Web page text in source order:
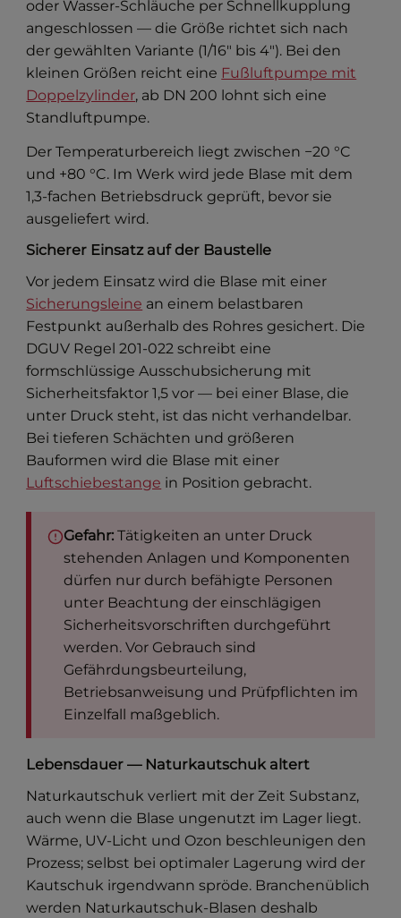
oder Wasser-Schläuche per Schnellkupplung
angeschlossen — die Größe richtet sich nach
der gewählten Variante (1/16" bis 4"). Bei den
kleinen Größen reicht eine Fußluftpumpe mit
Doppelzylinder, ab DN 200 lohnt sich eine
Standluftpumpe.
Der Temperaturbereich liegt zwischen −20 °C
und +80 °C. Im Werk wird jede Blase mit dem
1,3-fachen Betriebsdruck geprüft, bevor sie
ausgeliefert wird.
Sicherer Einsatz auf der Baustelle
Vor jedem Einsatz wird die Blase mit einer
Sicherungsleine an einem belastbaren
Festpunkt außerhalb des Rohres gesichert. Die
DGUV Regel 201-022 schreibt eine
formschlüssige Ausschubsicherung mit
Sicherheitsfaktor 1,5 vor — bei einer Blase, die
unter Druck steht, ist das nicht verhandelbar.
Bei tieferen Schächten und größeren
Bauformen wird die Blase mit einer
Luftschiebestange in Position gebracht.
Gefahr: Tätigkeiten an unter Druck
stehenden Anlagen und Komponenten
dürfen nur durch befähigte Personen
unter Beachtung der einschlägigen
Sicherheitsvorschriften durchgeführt
werden. Vor Gebrauch sind
Gefährdungsbeurteilung,
Betriebsanweisung und Prüfpflichten im
Einzelfall maßgeblich.
Lebensdauer — Naturkautschuk altert
Naturkautschuk verliert mit der Zeit Substanz,
auch wenn die Blase ungenutzt im Lager liegt.
Wärme, UV-Licht und Ozon beschleunigen den
Prozess; selbst bei optimaler Lagerung wird der
Kautschuk irgendwann spröde. Branchenüblich
werden Naturkautschuk-Blasen deshalb